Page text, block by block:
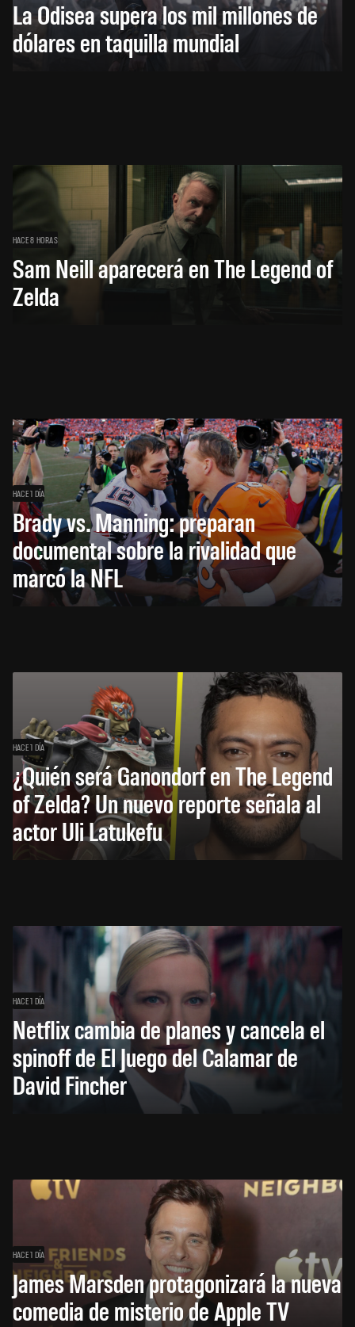
La Odisea supera los mil millones de
dólares en taquilla mundial
HACE 8 HORAS
Sam Neill aparecerá en The Legend of
Zelda
HACE 1 DÍA
Brady vs. Manning: preparan
documental sobre la rivalidad que
marcó la NFL
HACE 1 DÍA
¿Quién será Ganondorf en The Legend
of Zelda? Un nuevo reporte señala al
actor Uli Latukefu
HACE 1 DÍA
Netflix cambia de planes y cancela el
spinoff de El Juego del Calamar de
David Fincher
HACE 1 DÍA
James Marsden protagonizará la nueva
comedia de misterio de Apple TV